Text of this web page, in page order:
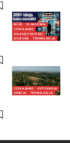
BLOG
DIJASPORA
IZDVAJAMO
KNJIGE/STRIPOVI
KULTURA
TEHNOLOGIJA
IZDVAJAMO
PUTOVANJA
SRBIJA
TEHNOLOGIJA